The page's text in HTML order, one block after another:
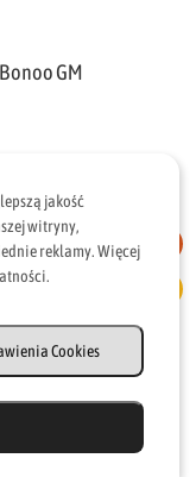
GM
jakość
witryny,
reklamy. Więcej
Cookies